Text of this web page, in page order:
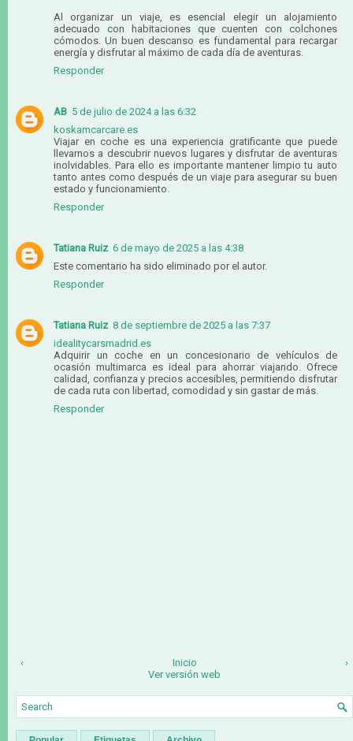
Al organizar un viaje, es esencial elegir un alojamiento
adecuado con habitaciones que cuenten con colchones
cómodos. Un buen descanso es fundamental para recargar
energía y disfrutar al máximo de cada día de aventuras.
Responder
AB 5 de julio de 2024 a las 6:32
koskamcarcare.es
Viajar en coche es una experiencia gratificante que puede
llevarnos a descubrir nuevos lugares y disfrutar de aventuras
inolvidables. Para ello es importante mantener limpio tu auto
tanto antes como después de un viaje para asegurar su buen
estado y funcionamiento.
Responder
Tatiana Ruiz 6 de mayo de 2025 a las 4:38
Este comentario ha sido eliminado por el autor.
Responder
Tatiana Ruiz 8 de septiembre de 2025 a las 7:37
idealitycarsmadrid.es
Adquirir un coche en un concesionario de vehículos de
ocasión multimarca es ideal para ahorrar viajando. Ofrece
calidad, confianza y precios accesibles, permitiendo disfrutar
de cada ruta con libertad, comodidad y sin gastar de más.
Responder
‹ ›
Inicio
Ver versión web